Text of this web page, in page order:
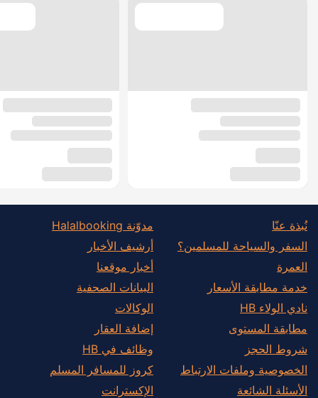
نُبذة عنّا
السفر والسياحة للمسلمين؟
العمرة
خدمة مطابقة الأسعار
نادي الولاء HB
مطابقة المستوى
شروط الحجز
الخصوصية وملفات الارتباط
الأسئلة الشائعة
مدوّنة Halalbooking
أرشيف الأخبار
أخبار موقعنا
البيانات الصحفية
الوكالات
إضافة العقار
وظائف في HB
كروز للمسافر المسلم
الإكسترانت